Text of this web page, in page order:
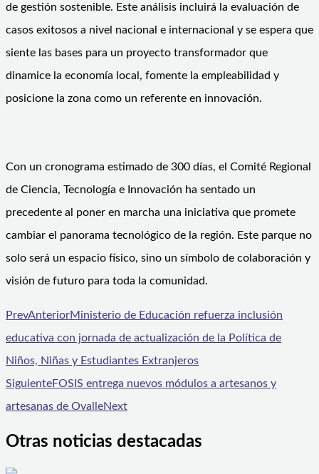
de gestión sostenible. Este análisis incluirá la evaluación de
casos exitosos a nivel nacional e internacional y se espera que
siente las bases para un proyecto transformador que
dinamice la economía local, fomente la empleabilidad y
posicione la zona como un referente en innovación.
Con un cronograma estimado de 300 días, el Comité Regional
de Ciencia, Tecnología e Innovación ha sentado un
precedente al poner en marcha una iniciativa que promete
cambiar el panorama tecnológico de la región. Este parque no
solo será un espacio físico, sino un símbolo de colaboración y
visión de futuro para toda la comunidad.
PrevAnteriorMinisterio de Educación refuerza inclusión
educativa con jornada de actualización de la Política de
Niños, Niñas y Estudiantes Extranjeros
SiguienteFOSIS entrega nuevos módulos a artesanos y
artesanas de OvalleNext
Otras noticias destacadas